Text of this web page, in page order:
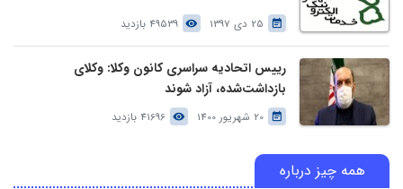
25 دی 1397 49539 بازدید
رییس اتحادیه سراسری کانون وکلا: وکلای
بازداشت‌شده، آزاد شوند
20 شهریور 1400 41696 بازدید
همه چیز درباره